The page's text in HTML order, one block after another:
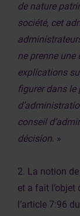
de nature
société, cet
ne prenne une
explications
figurer dans le
conseil
décision. »
2. La notion
et a fait
l’article 7:96